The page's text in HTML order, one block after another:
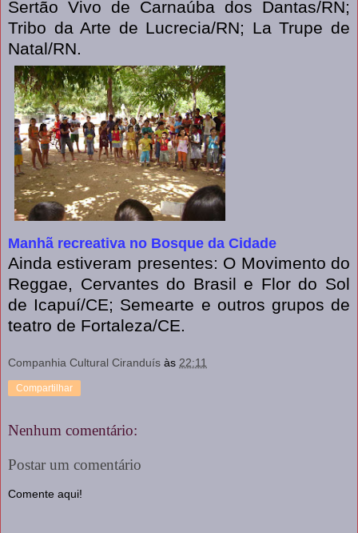
Sertão Vivo de Carnaúba dos Dantas/RN;
Tribo da Arte de Lucrecia/RN; La Trupe de
Natal/RN.
Manhã recreativa no Bosque da Cidade
Ainda estiveram presentes: O Movimento do
Reggae, Cervantes do Brasil e Flor do Sol
de Icapuí/CE; Semearte e outros grupos de
teatro de Fortaleza/CE.
Companhia Cultural Ciranduís às 22:11
Compartilhar
Nenhum comentário:
Postar um comentário
Comente aqui!